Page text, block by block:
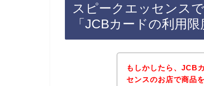
スピークエッセンス
「JCBカードの利用
もしかしたら、JCB
センスのお店で商品